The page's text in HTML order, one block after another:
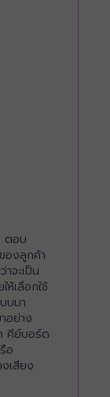
ตอบ
องลูกค้า
จะเป็น
เลือกใช้
บมา
อย่าง
คีย์บอร์ด
อ
เสียง